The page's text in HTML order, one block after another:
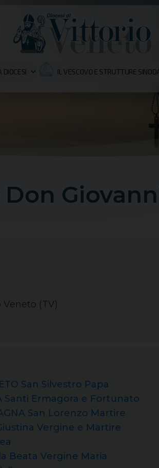
DIOCESI IL VESCOVO E STRUTTURE
Veneto (TV)
San Silvestro Papa
Santi Ermagora e Fortunato
San Lorenzo Martire
Vergine e Martire
Beata Vergine Maria